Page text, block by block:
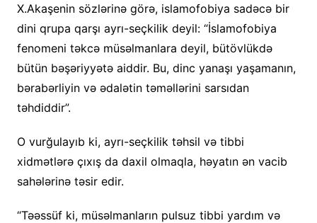
X.Akaşenin sözlərinə görə, islamofobiya sadəcə bir
dini qrupa qarşı ayrı-seçkilik deyil: “İslamofobiya
fenomeni təkcə müsəlmanlara deyil, bütövlükdə
bütün bəşəriyyətə aiddir. Bu, dinc yanaşı yaşamanın,
bərabərliyin və ədalətin təməllərini sarsıdan
təhdiddir”.
O vurğulayıb ki, ayrı-seçkilik təhsil və tibbi
xidmətlərə çıxış da daxil olmaqla, həyatın ən vacib
sahələrinə təsir edir.
“Təəssüf ki, müsəlmanların pulsuz tibbi yardım və